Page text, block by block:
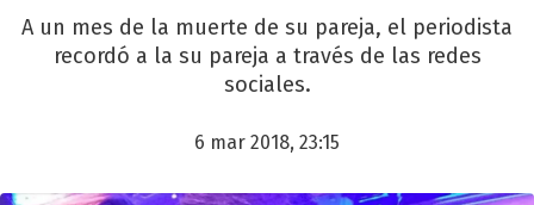
A un mes de la muerte de su pareja, el periodista
recordó a la su pareja a través de las redes
sociales.
6 mar 2018, 23:15